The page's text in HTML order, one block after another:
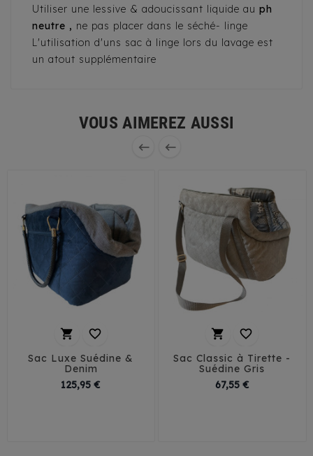
Utiliser une lessive & adoucissant liquide au ph
neutre , ne pas placer dans le séché- linge
L'utilisation d'uns sac à linge lors du lavage est
un atout supplémentaire
VOUS AIMEREZ AUSSI
 
 
Sac Luxe Suédine &
Denim
125,95 €
 
Sac Classic à Tirette -
Suédine Gris
67,55 €Prix